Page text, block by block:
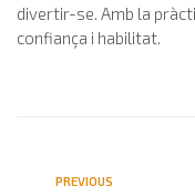
divertir-se. Amb la
confiança i habilitat.
PREVIOUS